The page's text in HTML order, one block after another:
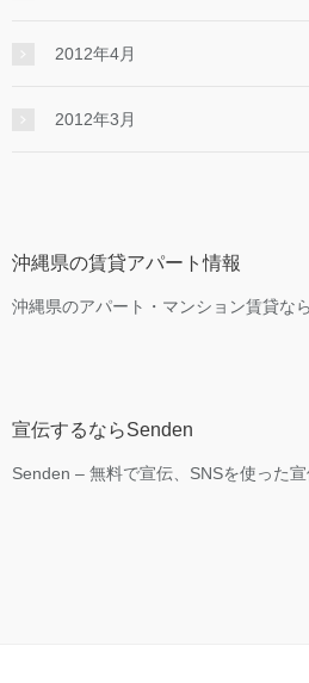
2012年4月
2012年3月
沖縄県の賃貸アパート情報
沖縄県のアパート・マンション賃貸な
宣伝するならSenden
Senden – 無料で宣伝、SNSを使った